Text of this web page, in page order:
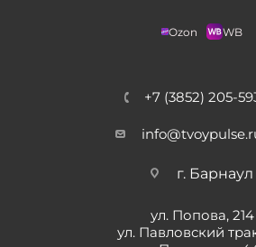
Ozon WB
+7 (3852) 205-
г. Барнаул
ул. Попова, 214
ул. Павловский